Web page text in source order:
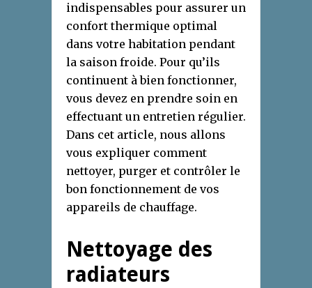
indispensables pour assurer un
confort thermique optimal
dans votre habitation pendant
la saison froide. Pour qu’ils
continuent à bien fonctionner,
vous devez en prendre soin en
effectuant un entretien régulier.
Dans cet article, nous allons
vous expliquer comment
nettoyer, purger et contrôler le
bon fonctionnement de vos
appareils de chauffage.
Nettoyage des
radiateurs